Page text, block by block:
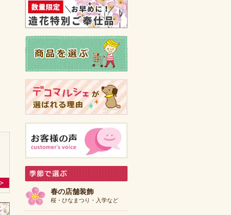
春の店舗装飾
桜・ひなまつり・入学など